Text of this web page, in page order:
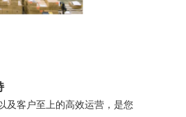
及客户至上的高效运营，是您